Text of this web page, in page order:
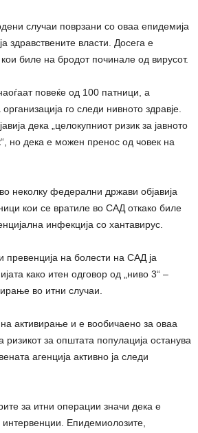
случаи поврзани со оваа епидемија
здравствените власти. Досега е
биле на бродот починале од вирусот.
повеќе од 100 патници, а
го следи нивното здравје.
дека „целокупниот ризик за јавното
но дека е можен пренос од човек на
неколку федерални држави објавија
кои се вратиле во САД откако биле
инфекција со хантавирус.
превенција на болести на САД ја
како итен одговор од „ниво 3“ –
во итни случаи.
активирање и е вообичаено за оваа
за општата популација останува
агенција активно ја следи
за итни операции значи дека е
Епидемиолозите,